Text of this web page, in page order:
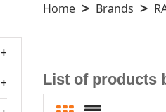
Home Brands
List of products